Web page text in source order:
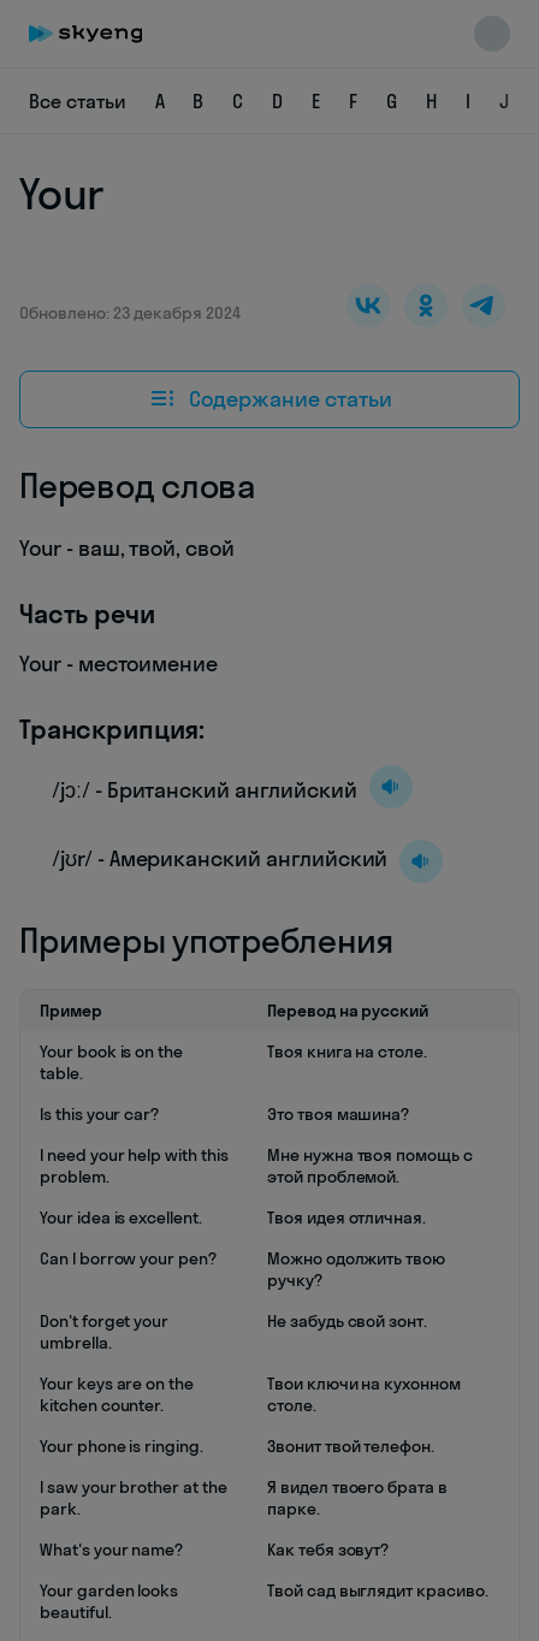
Все статьи A B C D E F G H I J
Your
Обновлено: 23 декабря 2024
Содержание статьи
Перевод слова
Your - ваш, твой, свой
Часть речи
Your - местоимение
Транскрипция:
/jɔː/ - Британский английский
/jʊr/ - Американский английский
Примеры употребления
Пример
Перевод на русский
Your book is on the
table.
Твоя книга на столе.
Is this your car?
Это твоя машина?
I need your help with this
problem.
Мне нужна твоя помощь с
этой проблемой.
Your idea is excellent.
Твоя идея отличная.
Can I borrow your pen?
Можно одолжить твою
ручку?
Don't forget your
umbrella.
Не забудь свой зонт.
Your keys are on the
kitchen counter.
Твои ключи на кухонном
столе.
Your phone is ringing.
Звонит твой телефон.
I saw your brother at the
park.
Я видел твоего брата в
парке.
What's your name?
Как тебя зовут?
Your garden looks
beautiful.
Твой сад выглядит красиво.
Skyeng Chat